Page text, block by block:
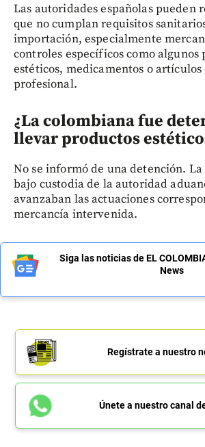
Las autoridades españolas pueden
que no cumplan requisitos
importación, especialmente
controles específicos como algunos
estéticos, medicamentos o artículos
profesional.
¿La colombiana fue
llevar productos
No se informó de una detención.
bajo custodia de la autoridad
avanzaban las actuaciones
mercancía intervenida.
Siga las noticias de EL
News
Regístrate a nuestro
Únete a nuestro canal